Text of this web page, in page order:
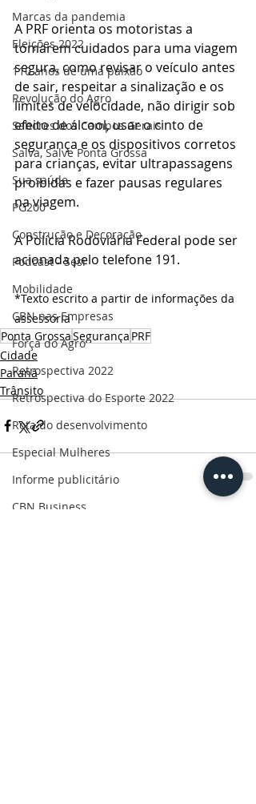
Marcas da pandemia
Eleições 2022
110 anos de uma paixão
Revolução do Agro
Sabores dos Campos Gerais
Salva, Salve Ponta Grossa
Sua saúde
PG200
Construção e Decoração
Podcast - Sesi
Mobilidade
CBN nas Empresas
Força do Agro
Retrospectiva 2022
Retrospectiva do Esporte 2022
Rota do desenvolvimento
Especial Mulheres
Informe publicitário
CBN Business
A PRF orienta os motoristas a
tomarem cuidados para uma viagem
segura, como revisar o veículo antes
de sair, respeitar a sinalização e os
limites de velocidade, não dirigir sob
efeito de álcool, usar o cinto de
segurança e os dispositivos corretos
para crianças, evitar ultrapassagens
proibidas e fazer pausas regulares
na viagem.
A Polícia Rodoviária Federal pode ser
acionada pelo telefone 191.
*Texto escrito a partir de informações da
assessoria
Ponta GrossaSegurança PRF
Cidade
Paraná
Trânsito